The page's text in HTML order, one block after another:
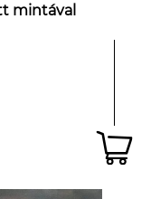
mintával